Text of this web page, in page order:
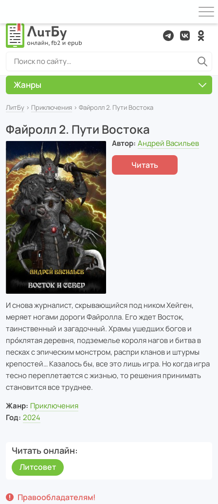
ЛитБу › Приключения › Файролл 2. Пути Востока
Файролл 2. Пути Востока
Автор: Андрей Васильев
Читать
И снова журналист, скрывающийся под ником Хейген,
меряет ногами дороги Файролла. Его ждет Восток,
таинственный и загадочный. Храмы ушедших богов и
про́клятая деревня, подземелье короля нагов и битва в
песках с эпическим монстром, распри кланов и штурмы
крепостей… Казалось бы, все это лишь игра. Но когда игра
тесно переплетается с жизнью, то решения принимать
становится все труднее.
Жанр: Приключения
Год: 2024
Читать онлайн
Литсовет
Правообладателям!
Жанры